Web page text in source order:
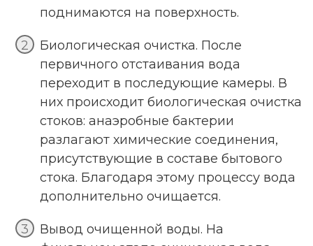
поднимаются на поверхность.
Биологическая очистка. После
первичного отстаивания вода
переходит в последующие камеры. В
них происходит биологическая очистка
стоков: анаэробные бактерии
разлагают химические соединения,
присутствующие в составе бытового
стока. Благодаря этому процессу вода
дополнительно очищается.
Вывод очищенной воды. На